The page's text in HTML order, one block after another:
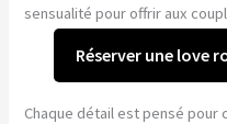
sensualité pour offrir aux
Réserver une love
Chaque détail est pensé pour